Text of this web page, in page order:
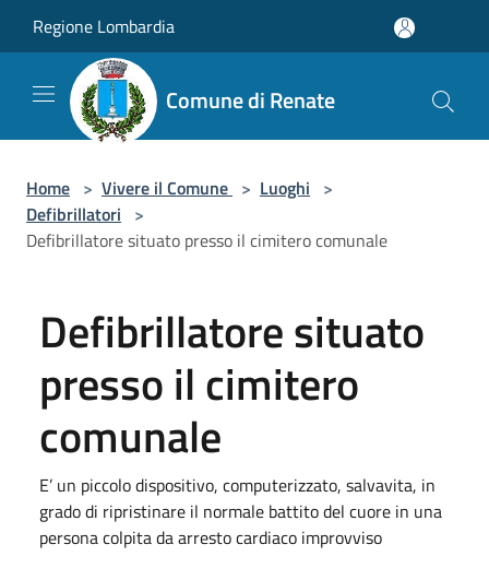
Regione Lombardia
Comune di Renate
Home > Vivere il Comune > Luoghi >
Defibrillatori >
Defibrillatore situato presso il cimitero comunale
Defibrillatore situato
presso il cimitero
comunale
E’ un piccolo dispositivo, computerizzato, salvavita, in
grado di ripristinare il normale battito del cuore in una
persona colpita da arresto cardiaco improvviso